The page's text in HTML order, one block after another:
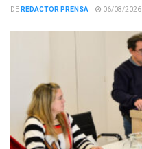
DEREDACTOR PRENSA 06/08/2026